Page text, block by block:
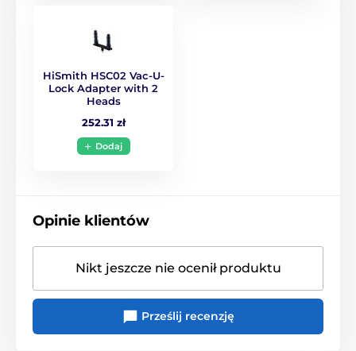
HiSmith HSC02 Vac-U-
Lock Adapter with 2
Heads
252.31 zł
Dodaj
Opinie klientów
Nikt jeszcze nie ocenił produktu
Prześlij recenzję